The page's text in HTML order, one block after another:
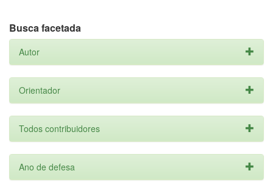
Busca facetada
Autor
Orientador
Todos contribuidores
Ano de defesa